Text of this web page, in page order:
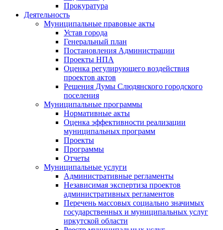
Прокуратура
Деятельность
Муниципальные правовые акты
Устав города
Генеральный план
Постановления Администрации
Проекты НПА
Оценка регулирующего воздействия
проектов актов
Решения Думы Слюдянского городского
поселения
Муниципальные программы
Нормативные акты
Оценка эффективности реализации
муниципальных программ
Проекты
Программы
Отчеты
Муниципальные услуги
Административные регламенты
Независимая экспертиза проектов
административных регламентов
Перечень массовых социально значимых
государственных и муниципальных услуг
иркутской области